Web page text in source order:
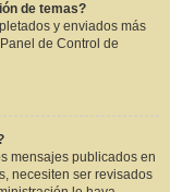
de temas?
y enviados más
de Control de
mensajes publicados en
necesiten ser revisados